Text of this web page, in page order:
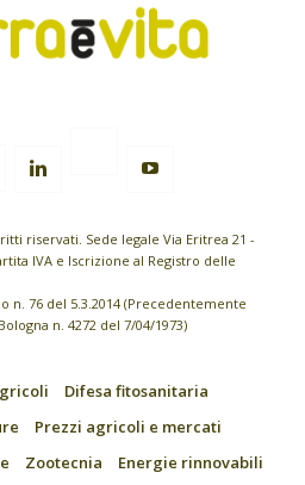
riservati. Sede legale Via Eritrea 21 -
IVA e Iscrizione al Registro delle
n. 76 del 5.3.2014 (Precedentemente
n. 4272 del 7/04/1973)
Difesa fitosanitaria
Prezzi agricoli e mercati
Zootecnia
Energie rinnovabili